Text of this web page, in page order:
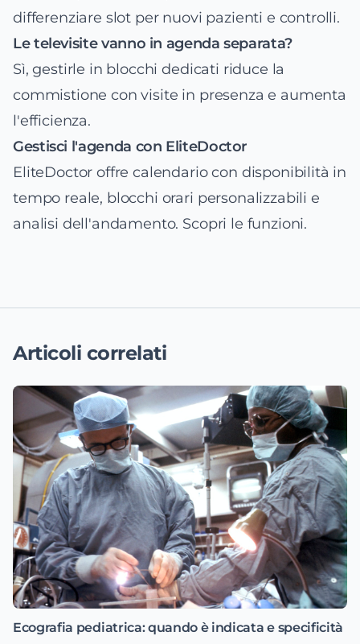
differenziare slot per nuovi pazienti e controlli.
Le televisite vanno in agenda separata?
Sì, gestirle in blocchi dedicati riduce la
commistione con visite in presenza e aumenta
l'efficienza.
Gestisci l'agenda con EliteDoctor
EliteDoctor offre calendario con disponibilità in
tempo reale, blocchi orari personalizzabili e
analisi dell'andamento. Scopri le funzioni.
Articoli correlati
Ecografia pediatrica: quando è indicata e specificità